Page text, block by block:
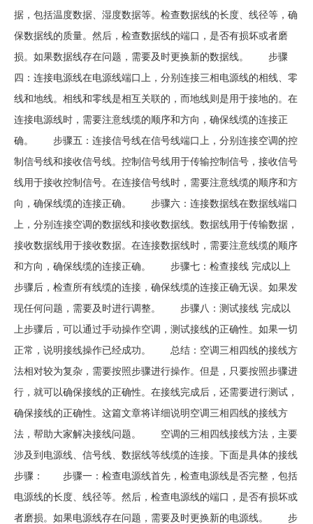
据，包括温度数据、湿度数据等。检查数据线的长度、线径等，确
保数据线的质量。然后，检查数据线的端口，是否有损坏或者磨
损。如果数据线存在问题，需要及时更换新的数据线。 步骤
四：连接电源线在电源线端口上，分别连接三相电源线的相线、零
线和地线。相线和零线是相互关联的，而地线则是用于接地的。在
连接电源线时，需要注意线缆的顺序和方向，确保线缆的连接正
确。 步骤五：连接信号线在信号线端口上，分别连接空调的控
制信号线和接收信号线。控制信号线用于传输控制信号，接收信号
线用于接收控制信号。在连接信号线时，需要注意线缆的顺序和方
向，确保线缆的连接正确。 步骤六：连接数据线在数据线端口
上，分别连接空调的数据线和接收数据线。数据线用于传输数据，
接收数据线用于接收数据。在连接数据线时，需要注意线缆的顺序
和方向，确保线缆的连接正确。 步骤七：检查接线 完成以上
步骤后，检查所有线缆的连接，确保线缆的连接正确无误。如果发
现任何问题，需要及时进行调整。 步骤八：测试接线 完成以
上步骤后，可以通过手动操作空调，测试接线的正确性。如果一切
正常，说明接线操作已经成功。 总结：空调三相四线的接线方
法相对较为复杂，需要按照步骤进行操作。但是，只要按照步骤进
行，就可以确保接线的正确性。在接线完成后，还需要进行测试，
确保接线的正确性。这篇文章将详细说明空调三相四线的接线方
法，帮助大家解决接线问题。 空调的三相四线接线方法，主要
涉及到电源线、信号线、数据线等线缆的连接。下面是具体的接线
步骤： 步骤一：检查电源线首先，检查电源线是否完整，包括
电源线的长度、线径等。然后，检查电源线的端口，是否有损坏或
者磨损。如果电源线存在问题，需要及时更换新的电源线。 步